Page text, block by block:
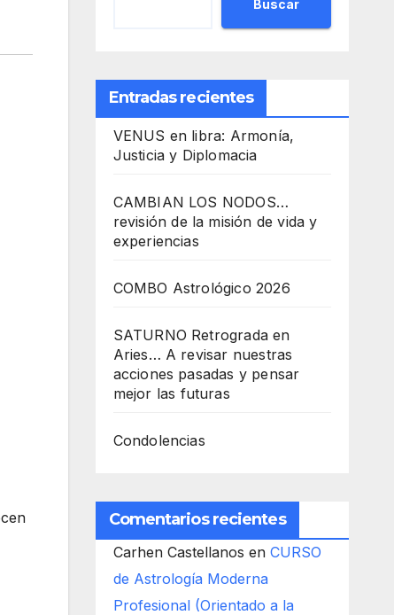
Buscar
Entradas recientes
VENUS en libra: Armonía,
Justicia y Diplomacia
CAMBIAN LOS NODOS…
revisión de la misión de vida y
experiencias
COMBO Astrológico 2026
SATURNO Retrograda en
Aries… A revisar nuestras
acciones pasadas y pensar
mejor las futuras
Condolencias
Comentarios recientes
Carhen Castellanos en CURSO
de Astrología Moderna
Profesional (Orientado a la